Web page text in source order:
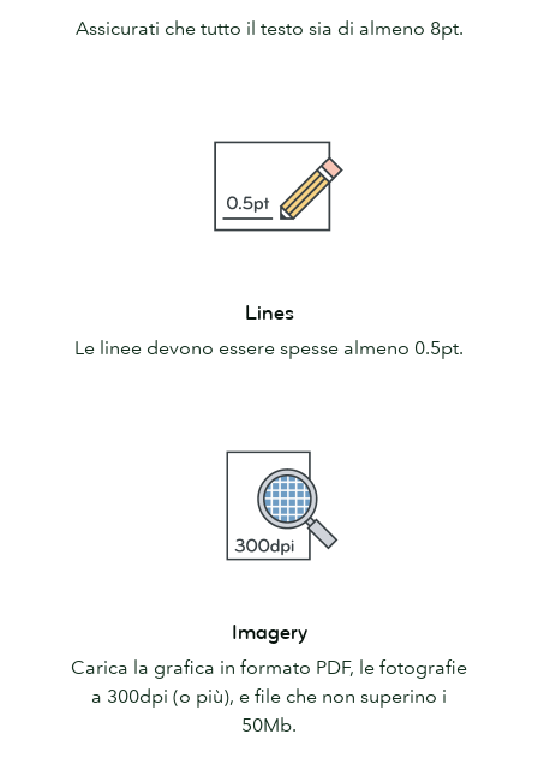
Assicurati che tutto il testo sia di almeno 8pt.
Lines
Le linee devono essere spesse almeno 0.5pt.
Imagery
Carica la grafica in formato PDF, le fotografie
a 300dpi (o più), e file che non superino i
50Mb.